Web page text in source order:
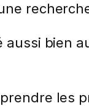
bien
les